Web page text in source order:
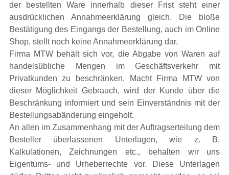
der bestellten Ware innerhalb dieser Frist steht einer
ausdrücklichen Annahmeerklärung gleich. Die bloße
Bestätigung des Eingangs der Bestellung, auch im Online
Shop, stellt noch keine Annahmeerklärung dar.
Firma MTW behält sich vor, die Abgabe von Waren auf
handelsübliche Mengen im Geschäftsverkehr mit
Privatkunden zu beschränken. Macht Firma MTW von
dieser Möglichkeit Gebrauch, wird der Kunde über die
Beschränkung informiert und sein Einverständnis mit der
Bestellungsabänderung eingeholt.
An allen im Zusammenhang mit der Auftragserteilung dem
Besteller überlassenen Unterlagen, wie z. B.
Kalkulationen, Zeichnungen etc., behalten wir uns
Eigentums- und Urheberrechte vor. Diese Unterlagen